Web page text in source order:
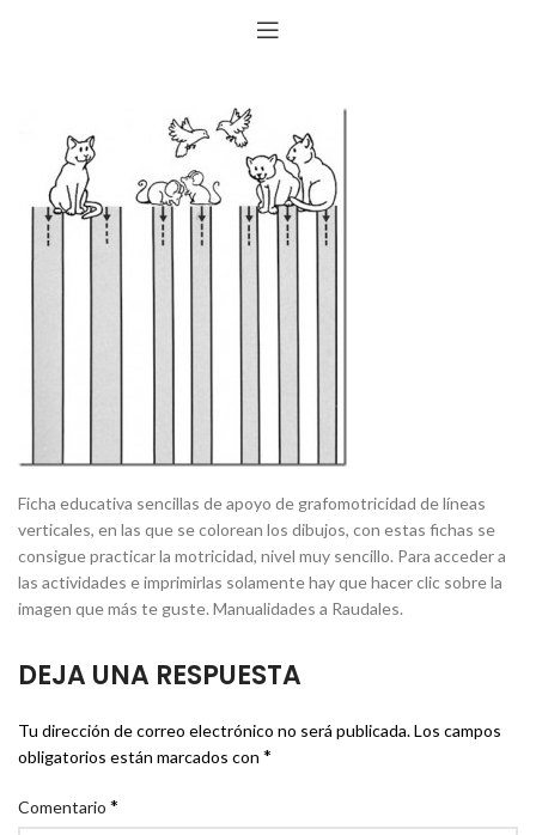
Ficha educativa sencillas de apoyo de grafomotricidad de líneas
verticales, en las que se colorean los dibujos, con estas fichas se
consigue practicar la motricidad, nivel muy sencillo. Para acceder a
las actividades e imprimirlas solamente hay que hacer clic sobre la
imagen que más te guste. Manualidades a Raudales.
DEJA UNA RESPUESTA
Tu dirección de correo electrónico no será publicada.Los campos
obligatorios están marcados con *
Comentario *